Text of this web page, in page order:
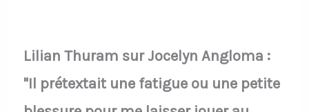
Lilian Thuram sur Jocelyn Angloma :
"Il prétextait une fatigue ou une petite